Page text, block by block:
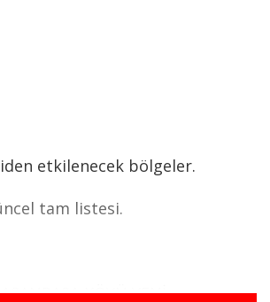
etkilenecek bölgeler.
tam listesi.
KÖYÜ YENİ